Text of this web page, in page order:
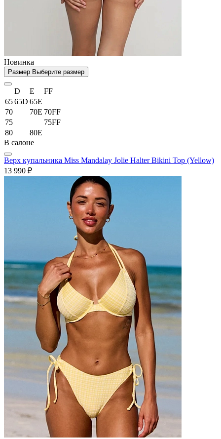
Новинка
Размер Выберите размер
D E
FF
6565D 65E
70
70E 70FF
75
75FF
80
80E
В салоне
Верх купальника Miss Mandalay Jolie Halter Bikini Top (Yellow)
13 990 ₽